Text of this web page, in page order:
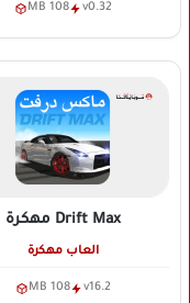
v0.32
108 MB
Drift Max مهكرة
العاب مهكرة
v16.2
108 MB